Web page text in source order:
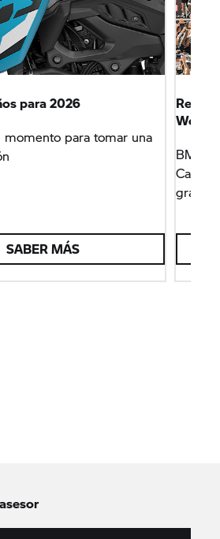
para 2026
momento para tomar una
SABER MÁS
BMW
gracias